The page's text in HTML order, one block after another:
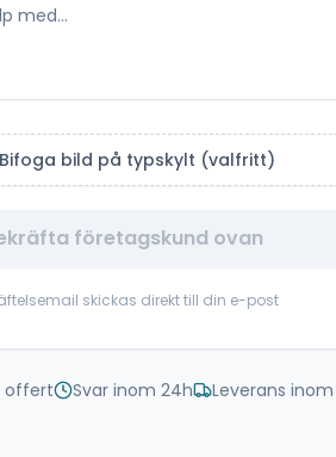
Bifoga bild på typskylt (valfritt)
företagskund ovan
skickas direkt till din e-post
offert Svar inom 24h Leverans inom